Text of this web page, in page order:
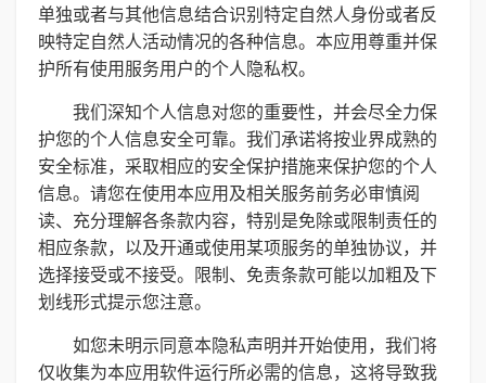
单独或者与其他信息结合识别特定自然人身份或者反
映特定自然人活动情况的各种信息。本应用尊重并保
护所有使用服务用户的个人隐私权。
我们深知个人信息对您的重要性，并会尽全力保
护您的个人信息安全可靠。我们承诺将按业界成熟的
安全标准，采取相应的安全保护措施来保护您的个人
信息。请您在使用本应用及相关服务前务必审慎阅
读、充分理解各条款内容，特别是免除或限制责任的
相应条款，以及开通或使用某项服务的单独协议，并
选择接受或不接受。限制、免责条款可能以加粗及下
划线形式提示您注意。
如您未明示同意本隐私声明并开始使用，我们将
仅收集为本应用软件运行所必需的信息，这将导致我